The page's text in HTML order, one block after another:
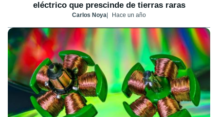
eléctrico que prescinde de tierras raras
Carlos Noya Hace un año